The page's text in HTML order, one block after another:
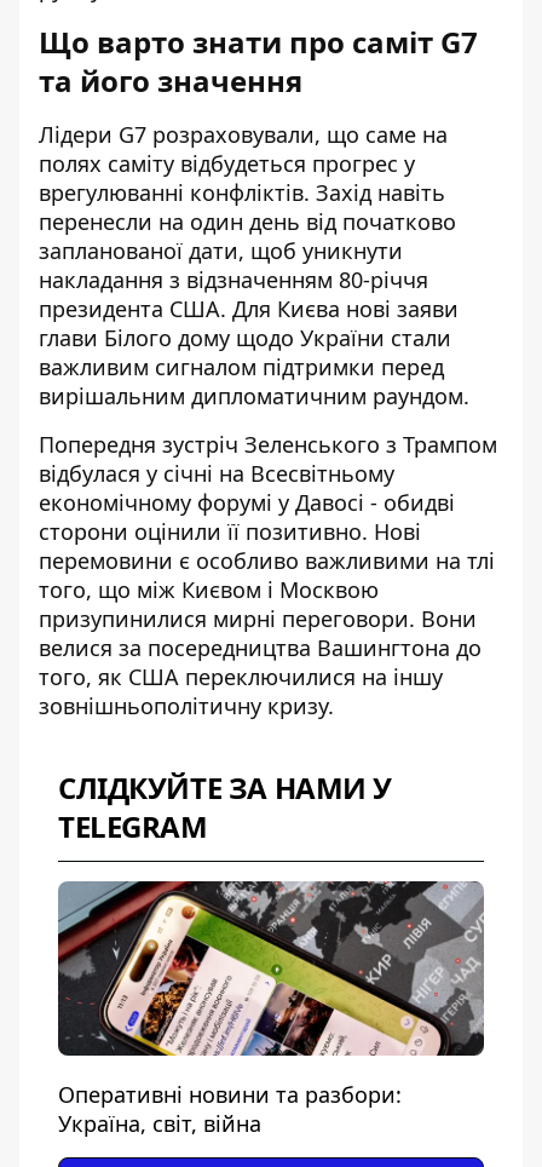
Що варто знати про саміт G7
та його значення
Лідери G7 розраховували, що саме на
полях саміту відбудеться прогрес у
врегулюванні конфліктів. Захід навіть
перенесли на один день від початково
запланованої дати, щоб уникнути
накладання з відзначенням 80-річчя
президента США. Для Києва нові заяви
глави Білого дому щодо України стали
важливим сигналом підтримки перед
вирішальним дипломатичним раундом.
Попередня зустріч Зеленського з Трампом
відбулася у січні на Всесвітньому
економічному форумі у Давосі - обидві
сторони оцінили її позитивно. Нові
перемовини є особливо важливими на тлі
того, що між Києвом і Москвою
призупинилися мирні переговори. Вони
велися за посередництва Вашингтона до
того, як США переключилися на іншу
зовнішньополітичну кризу.
СЛІДКУЙТЕ ЗА НАМИ У
TELEGRAM
Оперативні новини та разбори:
Україна, світ, війна